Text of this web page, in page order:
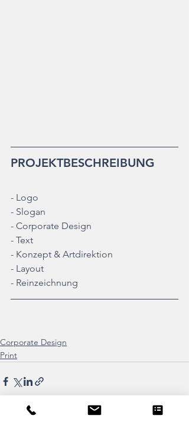
PROJEKTBESCHREIBUNG
- Logo
- Slogan
- Corporate Design
- Text
- Konzept & Artdirektion
- Layout
- Reinzeichnung
Corporate Design
Print